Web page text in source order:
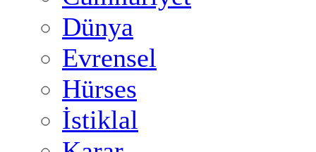
Dünya
Evrensel
Hürses
İstiklal